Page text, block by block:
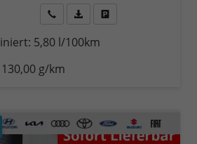
Wir rufen Sie anFahrzeugexposé (PDF)
5,80 l/100km
130,00 g/km